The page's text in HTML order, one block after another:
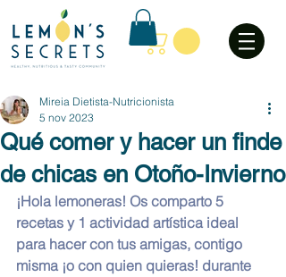
Qué comer y hacer un finde
de chicas en Otoño-Invierno
Mireia Dietista-Nutricionista
5 nov 2023
¡Hola lemoneras! Os comparto 5
recetas y 1 actividad artística ideal
para hacer con tus amigas, contigo
misma ¡o con quien quieras! durante